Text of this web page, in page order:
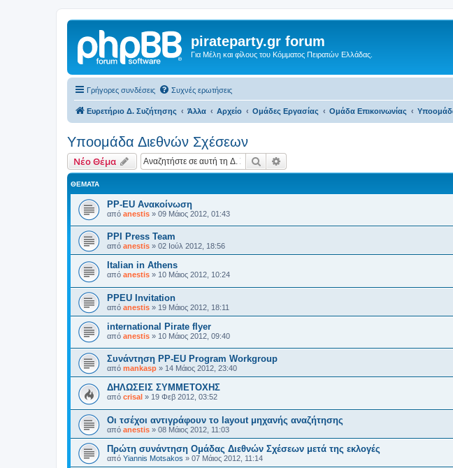
pirateparty.gr forum
Για Μέλη και φίλους του Κόμματος Πειρατών Ελλάδας.
Γρήγορες συνδέσεις Συχνές ερωτήσεις
Ευρετήριο Δ. Συζήτησης Άλλα Αρχείο Ομάδες Εργασίας Ομάδα Επικοινωνίας
Υποομάδα Διεθνών Σχέσεων
Νέο Θέμα Αναζήτηση
ΘΈΜΑΤΑ
PP-EU Ανακοίνωση
από anestis » 09 Μάιος 2012, 01:43
PPI Press Team
από anestis » 02 Ιούλ 2012, 18:56
Italian in Athens
από anestis » 10 Μάιος 2012, 10:24
PPEU Invitation
από anestis » 19 Μάιος 2012, 18:11
international Pirate flyer
από anestis » 10 Μάιος 2012, 09:40
Συνάντηση PP-EU Program Workgroup
από mankasp » 14 Μάιος 2012, 23:40
ΔΗΛΩΣΕΙΣ ΣΥΜΜΕΤΟΧΗΣ
από crisal » 19 Φεβ 2012, 03:52
Οι τσέχοι αντιγράφουν το layout μηχανής αναζήτησης
από anestis » 08 Μάιος 2012, 11:03
Πρώτη συνάντηση Ομάδας Διεθνών Σχέσεων μετά της εκλογές
από Yiannis Motsakos » 07 Μάιος 2012, 11:14